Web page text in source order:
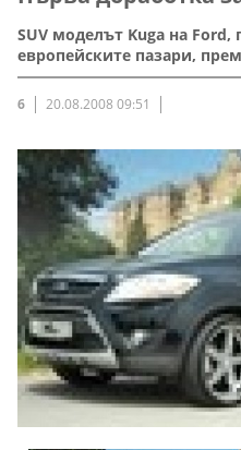
SUV моделът Kuga на Ford,
европейските пазари,
6 20.08.2008 09:51